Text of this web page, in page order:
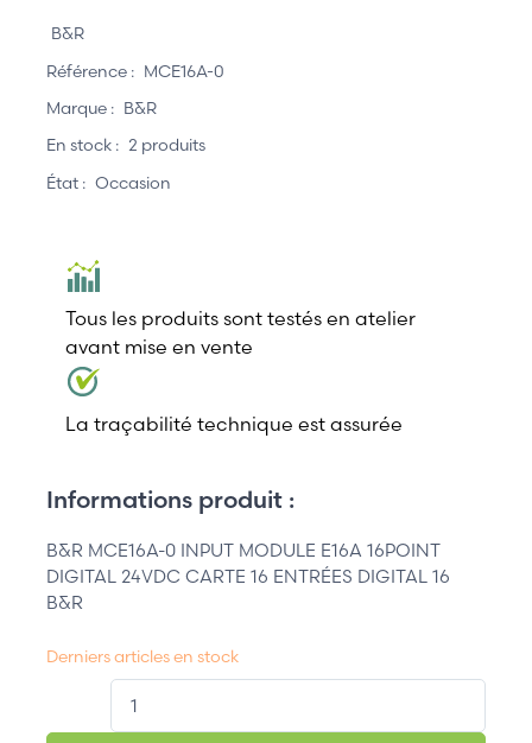
B&R
Référence : MCE16A-0
Marque : B&R
En stock : 2 produits
État : Occasion
Tous les produits sont testés en atelier
avant mise en vente
La traçabilité technique est assurée
Informations produit :
B&R MCE16A-0 INPUT MODULE E16A 16POINT
DIGITAL 24VDC CARTE 16 ENTRÉES DIGITAL 16
B&R
Derniers articles en stock